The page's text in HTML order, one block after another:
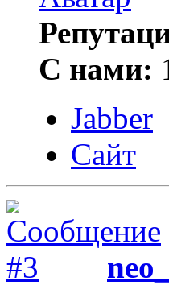
С нами:
Jabber
Сайт